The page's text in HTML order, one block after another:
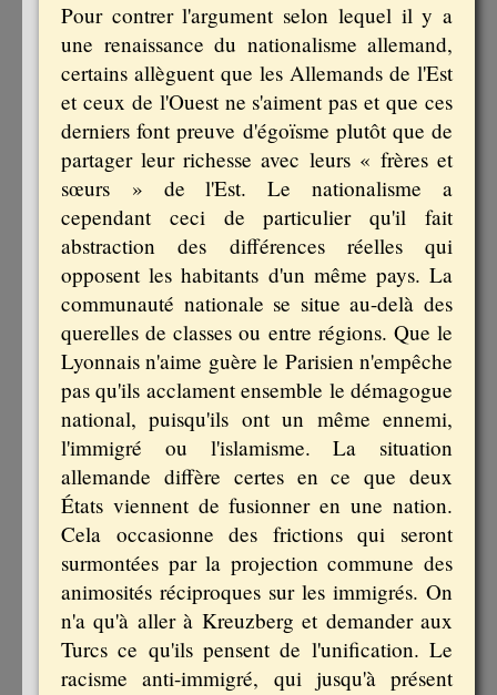
Pour contrer l'argument selon lequel il y a
une renaissance du nationalisme allemand,
certains allèguent que les Allemands de l'Est
et ceux de l'Ouest ne s'aiment pas et que ces
derniers font preuve d'égoïsme plutôt que de
partager leur richesse avec leurs « frères et
sœurs » de l'Est. Le nationalisme a
cependant ceci de particulier qu'il fait
abstraction des différences réelles qui
opposent les habitants d'un même pays. La
communauté nationale se situe au-delà des
querelles de classes ou entre régions. Que le
Lyonnais n'aime guère le Parisien n'empêche
pas qu'ils acclament ensemble le démagogue
national, puisqu'ils ont un même ennemi,
l'immigré ou l'islamisme. La situation
allemande diffère certes en ce que deux
États viennent de fusionner en une nation.
Cela occasionne des frictions qui seront
surmontées par la projection commune des
animosités réciproques sur les immigrés. On
n'a qu'à aller à Kreuzberg et demander aux
Turcs ce qu'ils pensent de l'unification. Le
racisme anti-immigré, qui jusqu'à présent